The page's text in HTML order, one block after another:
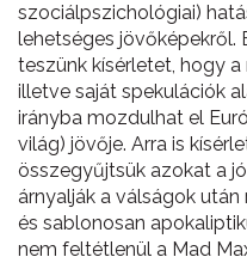
szociálpszichológiai)
lehetséges jövőképekről.
teszünk kísérletet, hogy
illetve saját spekulációk
irányba mozdulhat el
világ) jövője. Arra is
összegyűjtsük azokat a
árnyalják a válságok
és sablonosan
nem feltétlenül a Mad